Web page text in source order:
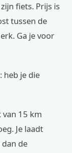
fiets. Prijs is
tussen de
Ga je voor
heb je die
15 km
Je laadt
de